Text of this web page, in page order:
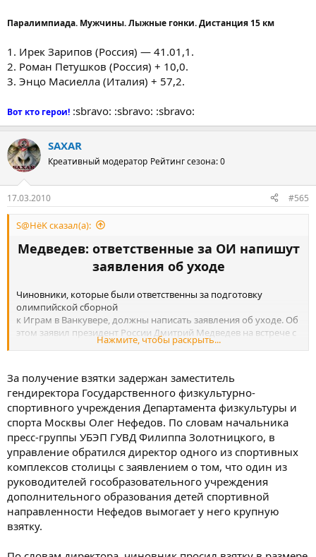
Паралимпиада. Мужчины. Лыжные гонки. Дистанция 15 км
1. Ирек Зарипов (Россия) — 41.01,1.
2. Роман Петушков (Россия) + 10,0.
3. Энцо Масиелла (Италия) + 57,2.
Вот кто герои! :sbravo: :sbravo: :sbravo:
SAXAR
Креативный модератор Рейтинг сезона: 0
17.03.2010 #565
S@HёK сказал(а):
Медведев: ответственные за ОИ напишут
заявления об уходе
Чиновники, которые были ответственны за подготовку
олимпийской сборной
к Играм в Ванкувере, должны написать заявления об уходе. Об
этом заявил президент России Дмитрий Медведев на встрече с
руководством партии "Единая Россия".
должен нести ответственность и сейчас. Ответственные лица
должны будут принять мужественное решение и написать
заявления. Если не смогут, мы им поможем", — передаёт слова
Медведева ИТАР-ТАСС.
Нажмите, чтобы раскрыть...
За получение взятки задержан заместитель
гендиректора Государственного физкультурно-
спортивного учреждения Департамента физкультуры и
спорта Москвы Олег Нефедов. По словам начальника
пресс-группы УБЭП ГУВД Филиппа Золотницкого, в
управление обратился директор одного из спортивных
комплексов столицы с заявлением о том, что один из
руководителей гособразовательного учреждения
дополнительного образования детей спортивной
направленности Нефедов вымогает у него крупную
взятку.